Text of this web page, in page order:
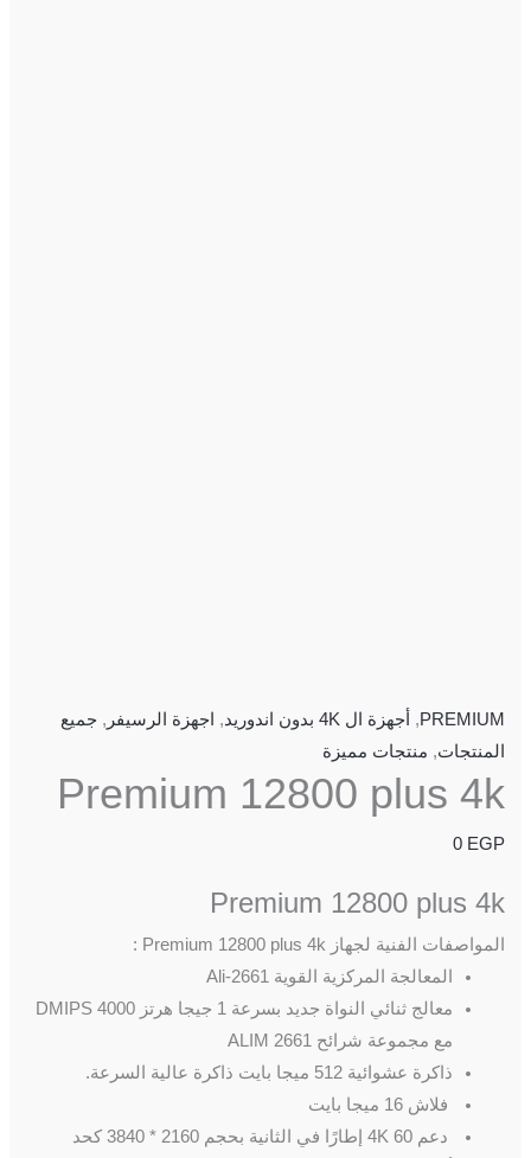
PREMIUM
, أجهزة ال 4K بدون اندوريد , اجهزة الرسيفر ,جميع
المنتجات, منتجات مميزة
Premium 12800 plus 4k
0 EGP
Premium 12800 plus 4k
المواصفات الفنية لجهاز Premium 12800 plus 4k :
المعالجة المركزية القوية Ali-2661
معالج ثنائي النواة جديد بسرعة 1 جيجا هرتز 4000 DMIPS
مع مجموعة شرائح ALIM 2661
ذاكرة عشوائية 512 ميجا بايت ذاكرة عالية السرعة.
فلاش 16 ميجا بايت
دعم 4K 60 إطارًا في الثانية بحجم 2160 * 3840 كحد